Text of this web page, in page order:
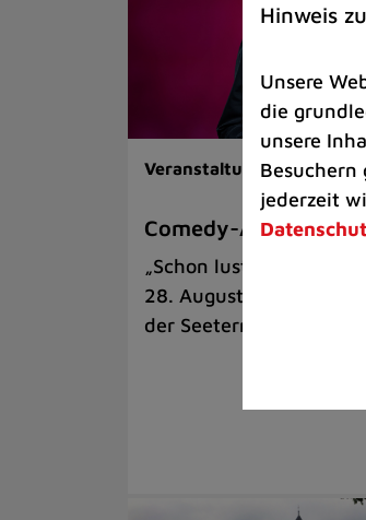
Veranstaltungen | Kunst
Comedy-Abend mit
„Schon lustig, wenn’s
28. August auf der
der Seeterrasse
Hinweis
Unsere
die
unsere
Besuchern
jederzeit